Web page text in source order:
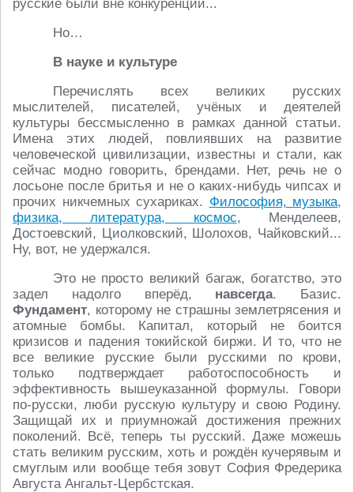
русские были вне конкуренции...
Но…
В науке и культуре
Перечислять всех великих русских
мыслителей, писателей, учёных и деятелей
культуры бессмысленно в рамках данной статьи.
Имена этих людей, повлиявших на развитие
человеческой цивилизации, известны и стали, как
сейчас модно говорить, брендами. Нет, речь не о
лосьоне после бритья и не о каких-нибудь чипсах и
прочих никчемных сухариках. Философия, музыка,
физика, литература, космос, Менделеев,
Достоевский, Циолковский, Шолохов, Чайковский...
Ну, вот, не удержался.
Это не просто великий багаж, богатство, это
задел надолго вперёд, навсегда. Базис.
Фундамент, которому не страшны землетрясения и
атомные бомбы. Капитал, который не боится
кризисов и падения токийской биржи. И то, что не
все великие русские были русскими по крови,
только подтверждает работоспособность и
эффективность вышеуказанной формулы. Говори
по-русски, люби русскую культуру и свою Родину.
Защищай их и приумножай достижения прежних
поколений. Всё, теперь ты русский. Даже можешь
стать великим русским, хоть и рождён кучерявым и
смуглым или вообще тебя зовут София Фредерика
Августа Ангальт-Цербстская.